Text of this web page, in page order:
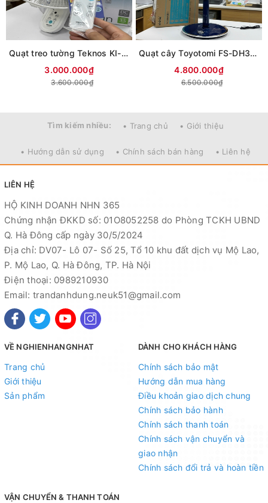
Quạt treo tường Teknos KI-DC368 cánh 35cm | Động cơ DC
3.000.000₫
3.600.000₫
Quạt cây Toyotomi FS-DH30P | Động cơ DC | Cảm ứng lồng an toàn
4.800.000₫
6.500.000₫
Tìm kiếm nhiều: • Trang chủ • Giới thiệu
• Hướng dẫn sử dụng • Chính sách bán hàng • Liên hệ
LIÊN HỆ
HỘ KINH DOANH NHN 365
Chứng nhận ĐKKD số: 01O8052258 do Phòng TCKH UBND
Q. Hà Đông cấp ngày 30/5/2024
Địa chỉ: DV07- Lô 07- Số 25, Tổ 10 khu đất dịch vụ Mộ Lao,
P. Mộ Lao, Q. Hà Đông, TP. Hà Nội
Điện thoại: 0989210930
Email: trandanhdung.neuk51@gmail.com
VỀ NGHIENHANGNHAT
Trang chủ
Giới thiệu
Sản phẩm
DÀNH CHO KHÁCH HÀNG
Chính sách bảo mật
Hướng dẫn mua hàng
Điều khoản giao dịch chung
Chính sách bảo hành
Chính sách thanh toán
Chính sách vận chuyển và
giao nhận
Chính sách đổi trả và hoàn tiền
VẬN CHUYỂN & THANH TOÁN